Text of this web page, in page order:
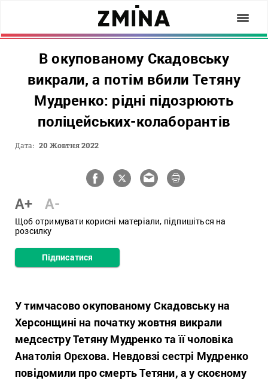
В окупованому Скадовську
викрали, а потім вбили Тетяну
Мудренко: рідні підозрюють
поліцейських-колаборантів
Дата: 20 Жовтня 2022
A+ A-
Щоб отримувати корисні матеріали, підпишіться на
розсилку
Підписатися
У тимчасово окупованому Скадовську на
Херсонщині на початку жовтня викрали
медсестру Тетяну Мудренко та її чоловіка
Анатолія Орєхова. Невдовзі сестрі Мудренко
повідомили про смерть Тетяни, а у скоєному